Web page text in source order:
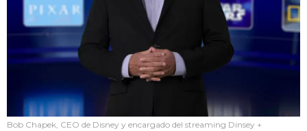
Bob Chapek, CEO de Disney y encargado del streaming Dinsey +